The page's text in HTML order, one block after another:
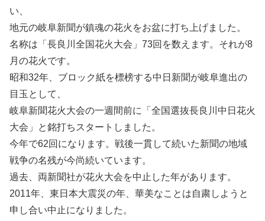
い、
地元の岐阜新聞が鎮魂の花火をお盆に打ち上げました。
名称は「長良川全国花火大会」73回を数えます。それが8
月の花火です。
昭和32年、ブロック紙を標榜する中日新聞が岐阜進出の
目玉として、
岐阜新聞花火大会の一週間前に「全国選抜長良川中日花火
大会」と銘打ちスタートしました。
今年で62回になります。戦後一貫して続いた新聞の地域
戦争の名残が今尚続いています。
過去、両新聞社が花火大会を中止した年があります。
2011年、東日本大震災の年、華美なことは自粛しようと
申し合い中止になりました。